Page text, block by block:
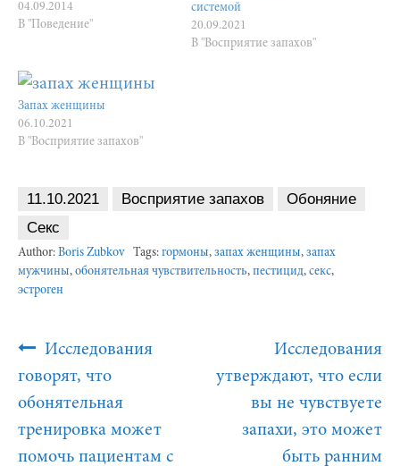
04.09.2014
В "Поведение"
системой
20.09.2021
В "Восприятие запахов"
Запах женщины
06.10.2021
В "Восприятие запахов"
11.10.2021 Восприятие запахов
Обоняние
Секс
Author: Boris Zubkov Tags: гормоны, запах женщины, запах
мужчины, обонятельная чувствительность, пестицид, секс,
эстроген
Post
Navigation
Исследования
говорят, что
обонятельная
тренировка может
помочь пациентам с
Исследования
утверждают, что если
вы не чувствуете
запахи, это может
быть ранним